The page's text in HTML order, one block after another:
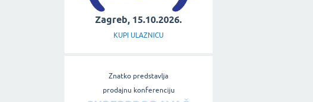
Zagreb, 15.10.2026.
KUPI ULAZNICU
Znatko predstavlja
prodajnu konferenciju